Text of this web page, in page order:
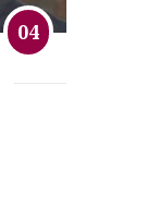
04